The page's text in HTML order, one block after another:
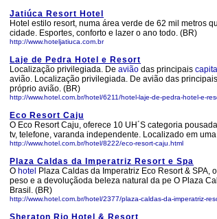
Jatiúca Resort Hotel
Hotel estilo resort, numa área verde de 62 mil metros
cidade. Esportes, conforto e lazer o ano todo. (BR)
http://www.hoteljatiuca.com.br
Laje de Pedra Hotel e Resort
Localização privilegiada. De avião das principais
avião. Localização privilegiada. De avião das
próprio avião. (BR)
http://www.hotel.com.br/hotel/6211/hotel-laje-de-pedra-hotel-e-
Eco Resort Caju
O Eco Resort Caju, oferece 10 UH´S categoria
tv, telefone, varanda independente. Localizado em
http://www.hotel.com.br/hotel/8222/eco-resort-caju.html
Plaza Caldas da Imperatriz Resort e Spa
O hotel
Plaza Caldas da Imperatriz Eco Resort &
peso e a devoluçãoda beleza natural da pe O Plaza
Brasil. (BR)
http://www.hotel.com.br/hotel/2377/plaza-caldas-da-imperatriz-
Sheraton Rio Hotel & Resort